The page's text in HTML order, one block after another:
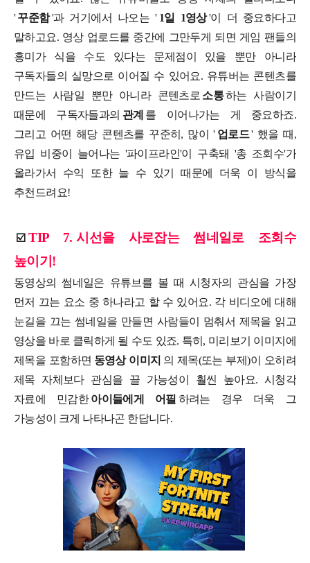
' 꾸준함'과 거기에서 나오는 ' 1일 1영상'이 더 중요하다고
말하고요. 영상 업로드를 중간에 그만두게 되면 게임 팬들의
흥미가 식을 수도 있다는 문제점이 있을 뿐만 아니라
구독자들의 실망으로 이어질 수 있어요. 유튜버는 콘텐츠를
만드는 사람일 뿐만 아니라 콘텐츠로 소통하는 사람이기
때문에 구독자들과의 관계 를 이어나가는 게 중요하죠.
그리고 어떤 해당 콘텐츠를 꾸준히, 많이 ' 업로드' 했을 때,
유입 비중이 늘어나는 '파이프라인'이 구축돼 '총 조회수'가
올라가서 수익 또한 늘 수 있기 때문에 더욱 이 방식을
추천드려요!
☑️ TIP 7. 시선을 사로잡는 썸네일로 조회수
높이기!
동영상의 썸네일은 유튜브를 볼 때 시청자의 관심을 가장
먼저 끄는 요소 중 하나라고 할 수 있어요. 각 비디오에 대해
눈길을 끄는 썸네일을 만들면 사람들이 멈춰서 제목을 읽고
영상을 바로 클릭하게 될 수도 있죠. 특히, 미리보기 이미지에
제목을 포함하면 동영상 이미지 의 제목(또는 부제)이 오히려
제목 자체보다 관심을 끌 가능성이 훨씬 높아요. 시청각
자료에 민감한 아이들에게 어필 하려는 경우 더욱 그
가능성이 크게 나타나곤 한답니다.